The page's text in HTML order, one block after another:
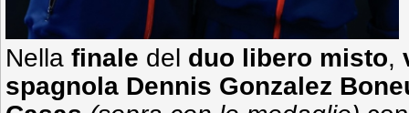
Nella finale del duo libero misto,
spagnola Dennis Gonzalez